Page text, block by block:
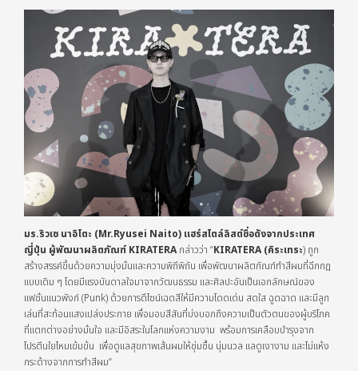
มร.ริวเซ นาอิโตะ (Mr.Ryusei Naito) แฮร์สไตล์ลิสต์ชื่อดังจากประเทศ
ญี่ปุ่น ผู้พัฒนาผลิตภัณฑ์ KIRATERA กล่าวว่า “KIRATERA (คิระเทระ) ถูก
สร้างสรรค์ขึ้นด้วยความมุ่งมั่นและความพิถีพิถัน เพื่อพัฒนาผลิตภัณฑ์ทำสีผมที่ฉีกกฎ
แบบเดิม ๆ โดยมีแรงบันดาลใจมาจากวัฒนธรรม และศิลปะอันเป็นเอกลักษณ์ของ
แฟชั่นแนวพังก์ (Punk) ด้วยการดีไซน์เฉดสีให้มีความโดดเด่น สดใส ฉูดฉาด และมีลูก
เล่นที่สะท้อนแสงเปล่งประกาย เพื่อมอบสีสันที่บ่งบอกถึงความเป็นตัวตนของผู้บริโภค
ที่แตกต่างอย่างมั่นใจ และมีอิสระในโลกแห่งความงาม พร้อมการเคลือบบำรุงจาก
โปรตีนใยไหมเข้มข้น เพื่อดูแลสุขภาพเส้นผมให้ชุ่มชื้น นุ่มนวล แลดูเงางาม และไม่แห้ง
กระด้างจากการทำสีผม”